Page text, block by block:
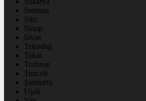
Samsun
Siirt
Sinop
Sivas
Tekirdağ
Tokat
Trabzon
Tunceli
Şanlıurfa
Uşak